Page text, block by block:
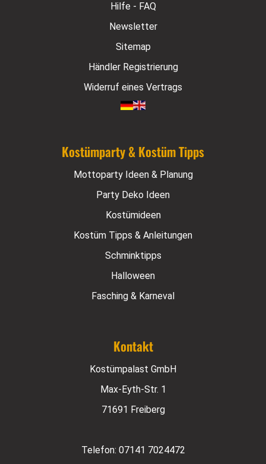
Hilfe - FAQ
Newsletter
Sitemap
Händler Registrierung
Widerruf eines Vertrags
Kostümparty & Kostüm Tipps
Mottoparty Ideen & Planung
Party Deko Ideen
Kostümideen
Kostüm Tipps & Anleitungen
Schminktipps
Halloween
Fasching & Karneval
Kontakt
Kostümpalast GmbH
Max-Eyth-Str. 1
71691 Freiberg
Telefon: 07141 7024472